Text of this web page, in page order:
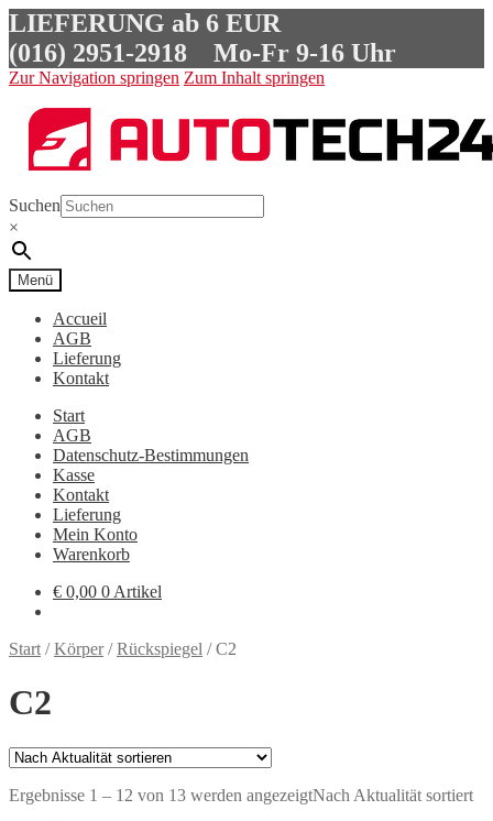
LIEFERUNG ab 6 EUR
(016) 2951-2918 Mo-Fr 9-16 Uhr
Zur Navigation springen Zum Inhalt springen
Suchen
×
Menü
Accueil
AGB
Lieferung
Kontakt
Start
AGB
Datenschutz-Bestimmungen
Kasse
Kontakt
Lieferung
Mein Konto
Warenkorb
€ 0,00 0 Artikel
Start /Körper/Rückspiegel /C2
C2
Ergebnisse 1 – 12 von 13 werden angezeigtNach Aktualität sortiert